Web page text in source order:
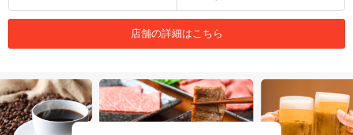
店舗の詳細はこちら